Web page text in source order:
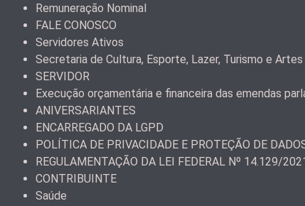
Remuneração Nominal
FALE CONOSCO
Servidores Ativos
Secretaria de Cultura, Esporte, Lazer, Turismo e Artes
SERVIDOR
Execução orçamentária e financeira das emendas
ANIVERSARIANTES
ENCARREGADO DA LGPD
POLÍTICA DE PRIVACIDADE E PROTEÇÃO DE
REGULAMENTAÇÃO DA LEI FEDERAL Nº 14.129/
CONTRIBUINTE
Saúde